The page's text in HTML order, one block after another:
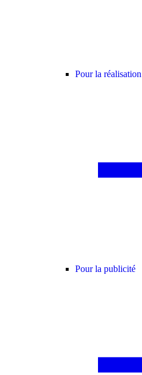
Pour la réalisation
Pour la publicité